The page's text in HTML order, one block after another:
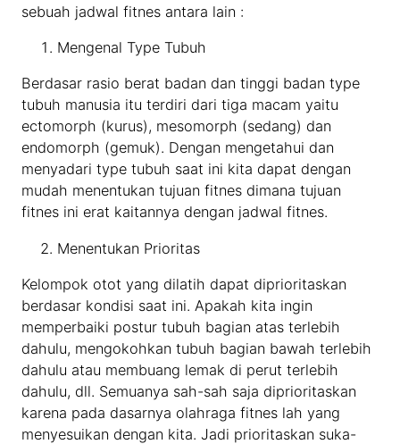
sebuah jadwal fitnes antara lain :
Mengenal Type Tubuh
Berdasar rasio berat badan dan tinggi badan type
tubuh manusia itu terdiri dari tiga macam yaitu
ectomorph (kurus), mesomorph (sedang) dan
endomorph (gemuk). Dengan mengetahui dan
menyadari type tubuh saat ini kita dapat dengan
mudah menentukan tujuan fitnes dimana tujuan
fitnes ini erat kaitannya dengan jadwal fitnes.
Menentukan Prioritas
Kelompok otot yang dilatih dapat diprioritaskan
berdasar kondisi saat ini. Apakah kita ingin
memperbaiki postur tubuh bagian atas terlebih
dahulu, mengokohkan tubuh bagian bawah terlebih
dahulu atau membuang lemak di perut terlebih
dahulu, dll. Semuanya sah-sah saja diprioritaskan
karena pada dasarnya olahraga fitnes lah yang
menyesuikan dengan kita. Jadi prioritaskan suka-